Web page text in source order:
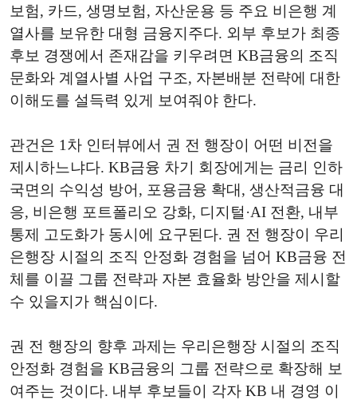
보험, 카드, 생명보험, 자산운용 등 주요 비은행 계
열사를 보유한 대형 금융지주다. 외부 후보가 최종
후보 경쟁에서 존재감을 키우려면 KB금융의 조직
문화와 계열사별 사업 구조, 자본배분 전략에 대한
이해도를 설득력 있게 보여줘야 한다.
관건은 1차 인터뷰에서 권 전 행장이 어떤 비전을
제시하느냐다. KB금융 차기 회장에게는 금리 인하
국면의 수익성 방어, 포용금융 확대, 생산적금융 대
응, 비은행 포트폴리오 강화, 디지털·AI 전환, 내부
통제 고도화가 동시에 요구된다. 권 전 행장이 우리
은행장 시절의 조직 안정화 경험을 넘어 KB금융 전
체를 이끌 그룹 전략과 자본 효율화 방안을 제시할
수 있을지가 핵심이다.
권 전 행장의 향후 과제는 우리은행장 시절의 조직
안정화 경험을 KB금융의 그룹 전략으로 확장해 보
여주는 것이다. 내부 후보들이 각자 KB 내 경영 이